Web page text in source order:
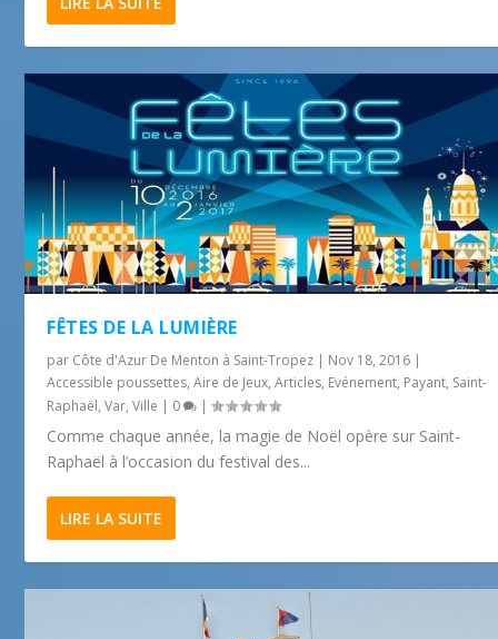
FÊTES DE LA LUMIÈRE
par Côte d'Azur De Menton à Saint-Tropez | Nov 18, 2016 |
Accessible poussettes,Aire de Jeux,Articles, Evénement, Payant, Saint-
Raphaël,Var,Ville | 0 |
Comme chaque année, la magie de Noël opère sur Saint-
Raphaël à l’occasion du festival des...
LIRE LA SUITE